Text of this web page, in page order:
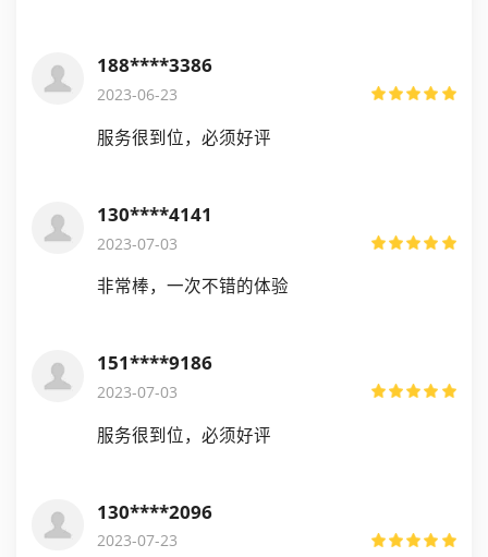
188****3386
2023-06-23
服务很到位，必须好评
130****4141
2023-07-03
非常棒，一次不错的体验
151****9186
2023-07-03
服务很到位，必须好评
130****2096
2023-07-23